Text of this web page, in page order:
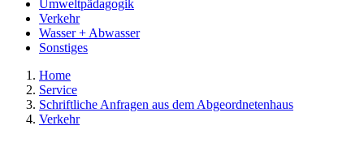
Umweltpädagogik
Verkehr
Wasser + Abwasser
Sonstiges
Home
Service
Schriftliche Anfragen aus dem Abgeordnetenhaus
Verkehr